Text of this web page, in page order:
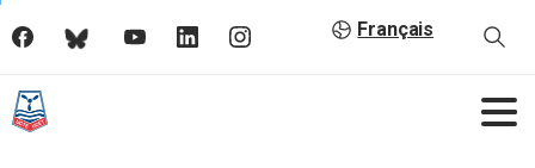
Français